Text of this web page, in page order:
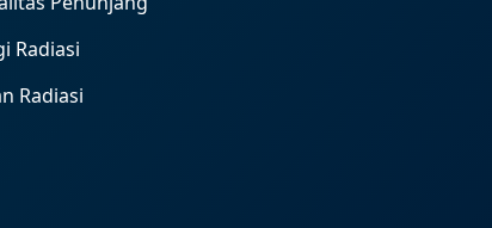
Radiasi
Radiasi